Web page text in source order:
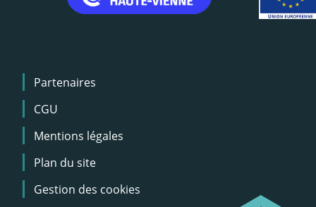
Menu
Pied
de
page
Partenaires
CGU
Mentions légales
Plan du site
Gestion des cookies